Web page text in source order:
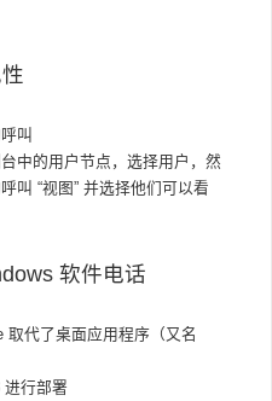
叫
中的用户节点，选择用户，然
叫 “视图” 并选择他们可以看
软件电话
取代了桌面应用程序（又名
行部署